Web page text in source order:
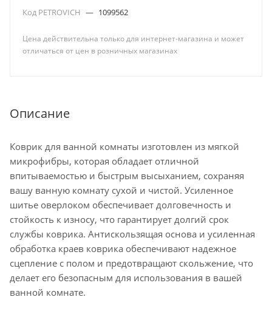
Код PETROVICH — 1099562
Цена действительна только для интернет-магазина и может
отличаться от цен в розничных магазинах
Описание
Коврик для ванной комнаты изготовлен из мягкой
микрофибры, которая обладает отличной
впитываемостью и быстрым высыханием, сохраняя
вашу ванную комнату сухой и чистой. Усиленное
шитье оверлоком обеспечивает долговечность и
стойкость к износу, что гарантирует долгий срок
службы коврика. Антискользящая основа и усиленная
обработка краев коврика обеспечивают надежное
сцепление с полом и предотвращают скольжение, что
делает его безопасным для использования в вашей
ванной комнате.